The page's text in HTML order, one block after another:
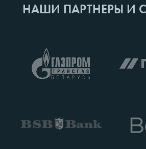
НАШИ ПАРТНЕРЫ И